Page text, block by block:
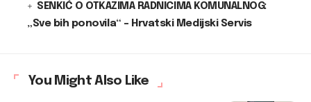
SENKIĆ O OTKAZIMA RADNICIMA KOMUNALNOG:
„Sve bih ponovila“ – Hrvatski Medijski Servis
You Might Also Like